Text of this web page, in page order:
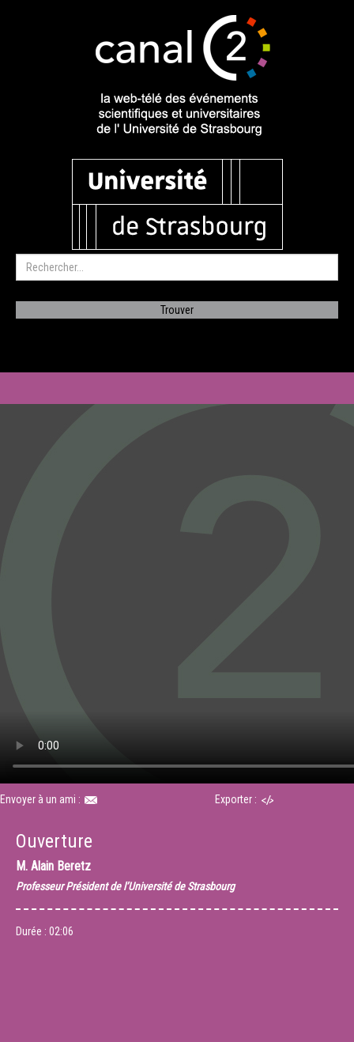
Envoyer à un ami : Exporter :
Ouverture
M. Alain Beretz
Professeur Président de l’Université de Strasbourg
Durée : 02:06